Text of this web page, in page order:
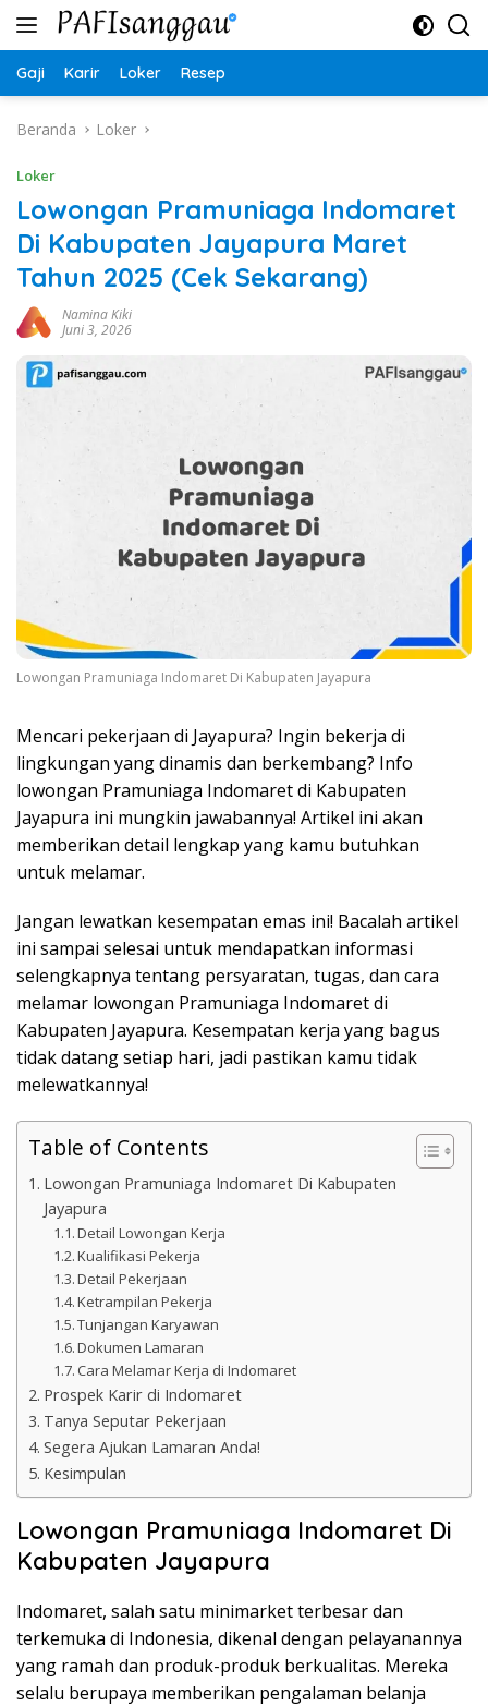
Langsung
Gaji Karir Loker Resep
Beranda Loker
Loker
Lowongan Pramuniaga Indomaret
Di Kabupaten Jayapura Maret
Tahun 2025 (Cek Sekarang)
Namina Kiki
Juni 3, 2026
Lowongan Pramuniaga Indomaret Di Kabupaten Jayapura
Mencari pekerjaan di Jayapura? Ingin bekerja di
lingkungan yang dinamis dan berkembang? Info
lowongan Pramuniaga Indomaret di Kabupaten
Jayapura ini mungkin jawabannya! Artikel ini akan
memberikan detail lengkap yang kamu butuhkan
untuk melamar.
Jangan lewatkan kesempatan emas ini! Bacalah artikel
ini sampai selesai untuk mendapatkan informasi
selengkapnya tentang persyaratan, tugas, dan cara
melamar lowongan Pramuniaga Indomaret di
Kabupaten Jayapura. Kesempatan kerja yang bagus
tidak datang setiap hari, jadi pastikan kamu tidak
melewatkannya!
Table of Contents
Lowongan Pramuniaga Indomaret Di Kabupaten
Jayapura
Detail Lowongan Kerja
Kualifikasi Pekerja
Detail Pekerjaan
Ketrampilan Pekerja
Tunjangan Karyawan
Dokumen Lamaran
Cara Melamar Kerja di Indomaret
Prospek Karir di Indomaret
Tanya Seputar Pekerjaan
Segera Ajukan Lamaran Anda!
Kesimpulan
Lowongan Pramuniaga Indomaret Di
Kabupaten Jayapura
Indomaret, salah satu minimarket terbesar dan
terkemuka di Indonesia, dikenal dengan pelayanannya
yang ramah dan produk-produk berkualitas. Mereka
selalu berupaya memberikan pengalaman belanja